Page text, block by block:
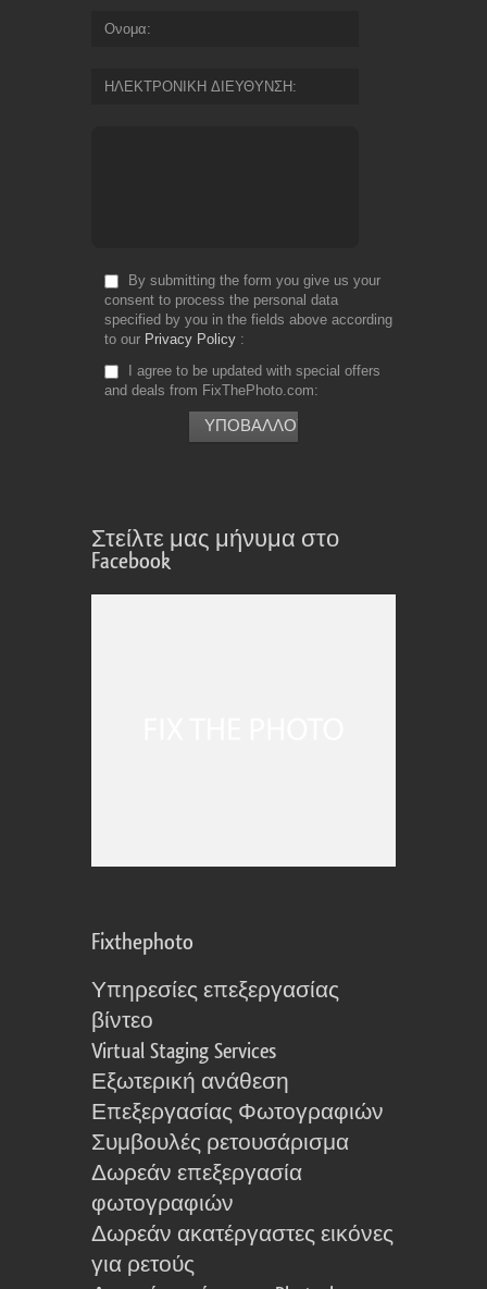
Ονομα
ΗΛΕΚΤΡΟΝΙΚΗ ΔΙΕΥΘΥΝΣΗ
By submitting the form you give us your
consent to process the personal data
specified by you in the fields above according
to our Privacy Policy
I agree to be updated with special offers
and deals from FixThePhoto.com
Στείλτε μας μήνυμα στο
Facebook
Fixthephoto
Υπηρεσίες επεξεργασίας
βίντεο
Virtual Staging Services
Εξωτερική ανάθεση
Επεξεργασίας Φωτογραφιών
Συμβουλές ρετουσάρισμα
Δωρεάν επεξεργασία
φωτογραφιών
Δωρεάν ακατέργαστες εικόνες
για ρετούς